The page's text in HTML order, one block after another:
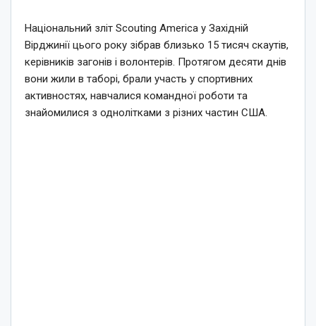
Національний зліт Scouting America у Західній
Вірджинії цього року зібрав близько 15 тисяч скаутів,
керівників загонів і волонтерів. Протягом десяти днів
вони жили в таборі, брали участь у спортивних
активностях, навчалися командної роботи та
знайомилися з однолітками з різних частин США.